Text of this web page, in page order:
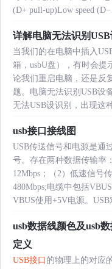
(D+ pull-up)Low speed (D−
详解电脑无法识别
当我们的在电脑中插入
箱，usbU盘），有时会提
论我们重启电脑，还是反
题。电脑无法识别USB设
无法USB设识别，出现这
usb接口接线图
USB传送信号和电源是通
号。存在两种数据传输率
12Mbps；（2）低速信号
480Mbps;电缆中包括
VBUS使用+5V电源。USB
usb数据线颜色及usb
定义
USB接口 的物理上的对应